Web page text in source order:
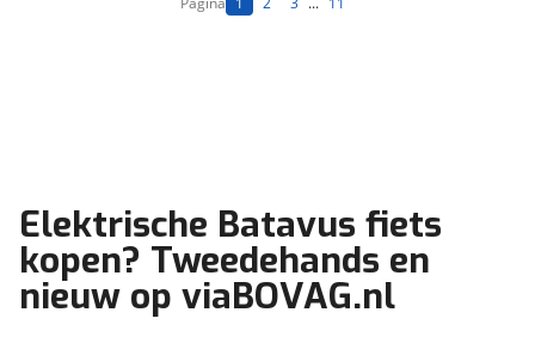
Elektrische Batavus fiets
kopen? Tweedehands en
nieuw op viaBOVAG.nl